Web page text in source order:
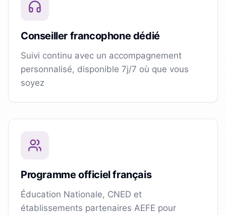
Conseiller francophone dédié
Suivi continu avec un accompagnement
personnalisé, disponible 7j/7 où que vous
soyez
Programme officiel français
Éducation Nationale, CNED et
établissements partenaires AEFE pour